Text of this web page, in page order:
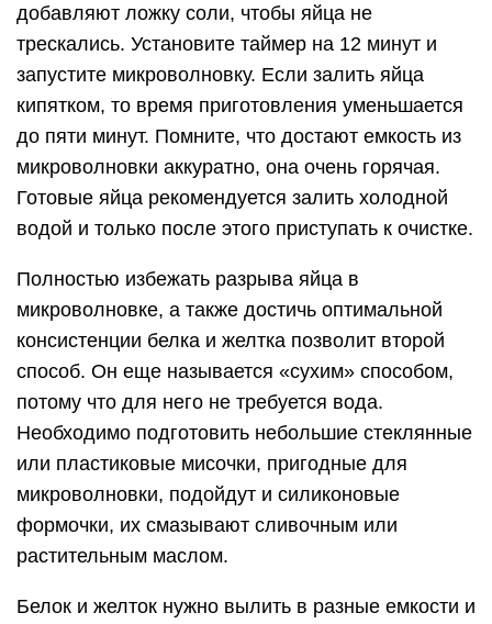
добавляют ложку соли, чтобы яйца не
трескались. Установите таймер на 12 минут и
запустите микроволновку. Если залить яйца
кипятком, то время приготовления уменьшается
до пяти минут. Помните, что достают емкость из
микроволновки аккуратно, она очень горячая.
Готовые яйца рекомендуется залить холодной
водой и только после этого приступать к очистке.
Полностью избежать разрыва яйца в
микроволновке, а также достичь оптимальной
консистенции белка и желтка позволит второй
способ. Он еще называется «сухим» способом,
потому что для него не требуется вода.
Необходимо подготовить небольшие стеклянные
или пластиковые мисочки, пригодные для
микроволновки, подойдут и силиконовые
формочки, их смазывают сливочным или
растительным маслом.
Белок и желток нужно вылить в разные емкости и